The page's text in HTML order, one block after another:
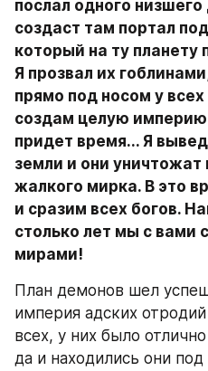
послал одного
создаст там портал
который на ту планету
Я прозвал их
прямо под носом у всех
создам целую
придет время... Я
земли и они уничтожат
жалкого мирка. В это
и сразим всех богов.
столько лет мы с вами
мирами!
План демонов шел
империя адских
всех, у них было
да и находились они